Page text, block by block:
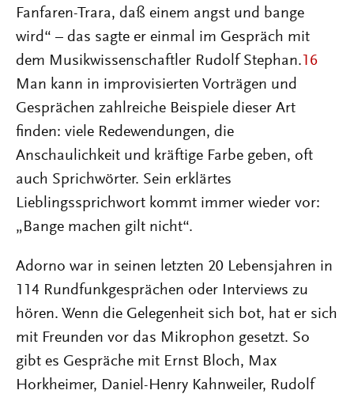
Fanfaren-Trara, daß einem angst und bange
wird“ – das sagte er einmal im Gespräch mit
dem Musikwissenschaftler Rudolf Stephan.16
Man kann in improvisierten Vorträgen und
Gesprächen zahlreiche Beispiele dieser Art
finden: viele Redewendungen, die
Anschaulichkeit und kräftige Farbe geben, oft
auch Sprichwörter. Sein erklärtes
Lieblingssprichwort kommt immer wieder vor:
„Bange machen gilt nicht“.
Adorno war in seinen letzten 20 Lebensjahren in
114 Rundfunkgesprächen oder Interviews zu
hören. Wenn die Gelegenheit sich bot, hat er sich
mit Freunden vor das Mikrophon gesetzt. So
gibt es Gespräche mit Ernst Bloch, Max
Horkheimer, Daniel-Henry Kahnweiler, Rudolf